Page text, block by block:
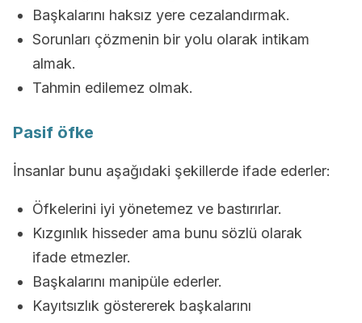
Başkalarını haksız yere cezalandırmak.
Sorunları çözmenin bir yolu olarak intikam
almak.
Tahmin edilemez olmak.
Pasif öfke
İnsanlar bunu aşağıdaki şekillerde ifade ederler:
Öfkelerini iyi yönetemez ve bastırırlar.
Kızgınlık hisseder ama bunu sözlü olarak
ifade etmezler.
Başkalarını manipüle ederler.
Kayıtsızlık göstererek başkalarını